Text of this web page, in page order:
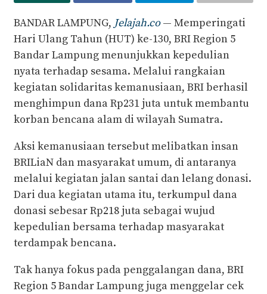
BANDAR LAMPUNG, Jelajah.co— Memperingati
Hari Ulang Tahun (HUT) ke-130, BRI Region 5
Bandar Lampung menunjukkan kepedulian
nyata terhadap sesama. Melalui rangkaian
kegiatan solidaritas kemanusiaan, BRI berhasil
menghimpun dana Rp231 juta untuk membantu
korban bencana alam di wilayah Sumatra.
Aksi kemanusiaan tersebut melibatkan insan
BRILiaN dan masyarakat umum, di antaranya
melalui kegiatan jalan santai dan lelang donasi.
Dari dua kegiatan utama itu, terkumpul dana
donasi sebesar Rp218 juta sebagai wujud
kepedulian bersama terhadap masyarakat
terdampak bencana.
Tak hanya fokus pada penggalangan dana, BRI
Region 5 Bandar Lampung juga menggelar cek